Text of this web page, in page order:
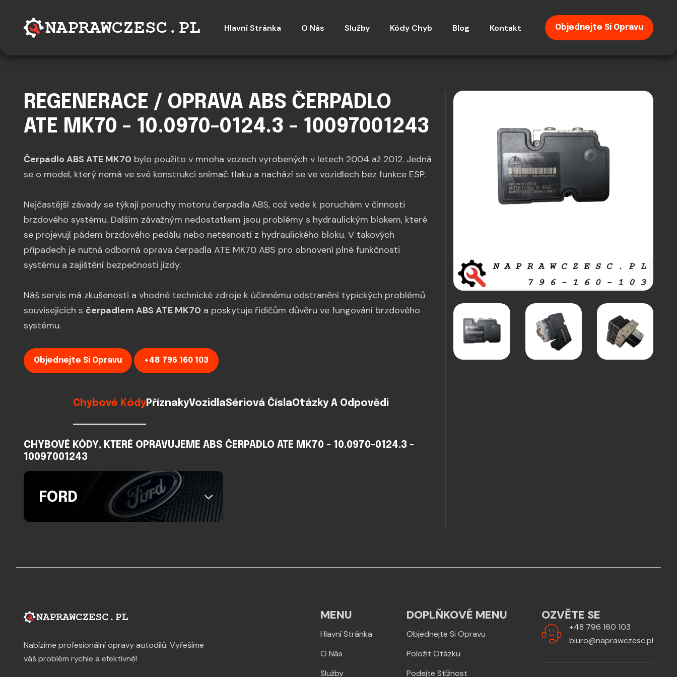
Hlavní Stránka O Nás Služby Kódy Chyb Blog Kontakt Objednejte Si Opravu
REGENERACE / OPRAVA ABS ČERPADLO
ATE MK70 - 10.0970-0124.3 - 10097001243
Čerpadlo ABS ATE MK70 bylo použito v mnoha vozech vyrobených v letech 2004 až 2012. Jedná
se o model, který nemá ve své konstrukci snímač tlaku a nachází se ve vozidlech bez funkce ESP.
Nejčastější závady se týkají poruchy motoru čerpadla ABS, což vede k poruchám v činnosti
brzdového systému. Dalším závažným nedostatkem jsou problémy s hydraulickým blokem, které
se projevují pádem brzdového pedálu nebo netěsností z hydraulického bloku. V takových
případech je nutná odborná oprava čerpadla ATE MK70 ABS pro obnovení plné funkčnosti
systému a zajištění bezpečnosti jízdy.
Náš servis má zkušenosti a vhodné technické zdroje k účinnému odstranění typických problémů
souvisejících s čerpadlem ABS ATE MK70 a poskytuje řidičům důvěru ve fungování brzdového
systému.
Objednejte Si Opravu +48 796 160 103
Chybové KódyPříznakyVozidlaSériová ČíslaOtázky A Odpovědi
CHYBOVÉ KÓDY, KTERÉ OPRAVUJEME ABS ČERPADLO ATE MK70 - 10.0970-0124.3 -
10097001243
FORD
Nabízíme profesionální opravy autodílů. Vyřešíme
váš problém rychle a efektivně!
MENU
Hlavní Stránka
O Nás
Služby
DOPLŇKOVÉ MENU
Objednejte Si Opravu
Položit Otázku
Podejte Stížnost
OZVĚTE SE
+48 796 160 103
biuro@naprawczesc.pl